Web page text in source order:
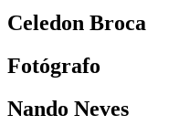
Celedon Broca
Fotógrafo
Nando Neves